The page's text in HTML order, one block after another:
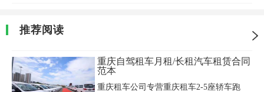
推荐阅读
重庆自驾租车月租/长租汽车租赁合同
范本
重庆租车公司专营重庆租车2-5座轿车跑